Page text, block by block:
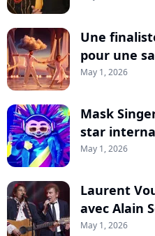
Une
pour une
May 1, 2026
Mask
star
May 1, 2026
Laurent
avec Alain
May 1, 2026